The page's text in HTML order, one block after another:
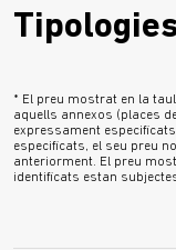
* El preu mostrat en la
aquells annexos (places
expressament
especificats, el seu preu
anteriorment. El preu
identificats estan